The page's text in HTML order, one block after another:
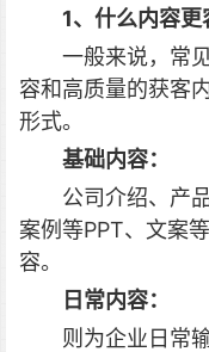
1、什么内容更
一般来说，常
容和高质量的获客
形式。
基础内容：
公司介绍、产
案例等PPT、文案
容。
日常内容：
则为企业日常